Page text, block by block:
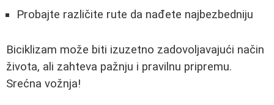
Probajte različite rute da nađete najbezbedniju
Biciklizam može biti izuzetno zadovoljavajući način
života, ali zahteva pažnju i pravilnu pripremu.
Srećna vožnja!